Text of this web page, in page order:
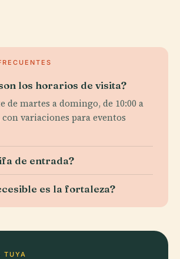
los horarios de visita?
de martes a domingo, de 10:00 a
con variaciones para eventos
de entrada?
es la fortaleza?
TUYA